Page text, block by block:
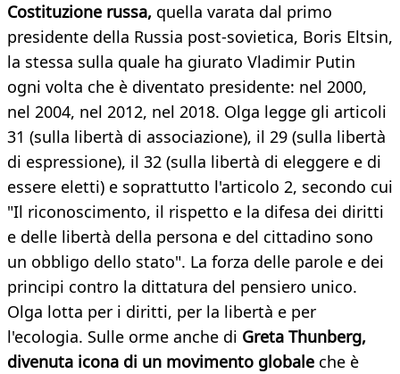
Costituzione russa, quella varata dal primo
presidente della Russia post-sovietica, Boris Eltsin,
la stessa sulla quale ha giurato Vladimir Putin
ogni volta che è diventato presidente: nel 2000,
nel 2004, nel 2012, nel 2018. Olga legge gli articoli
31 (sulla libertà di associazione), il 29 (sulla libertà
di espressione), il 32 (sulla libertà di eleggere e di
essere eletti) e soprattutto l'articolo 2, secondo cui
"Il riconoscimento, il rispetto e la difesa dei diritti
e delle libertà della persona e del cittadino sono
un obbligo dello stato". La forza delle parole e dei
principi contro la dittatura del pensiero unico.
Olga lotta per i diritti, per la libertà e per
l'ecologia. Sulle orme anche di Greta Thunberg,
divenuta icona di un movimento globale che è